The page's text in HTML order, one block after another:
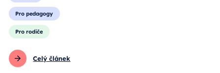
Pro pedagogy
Pro rodiče
Celý článek